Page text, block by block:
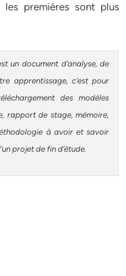
premières sont plus
un document d’analyse, de
apprentissage, c’est pour
des modèles
rapport de stage, mémoire,
à avoir et savoir
projet de fin d’étude.